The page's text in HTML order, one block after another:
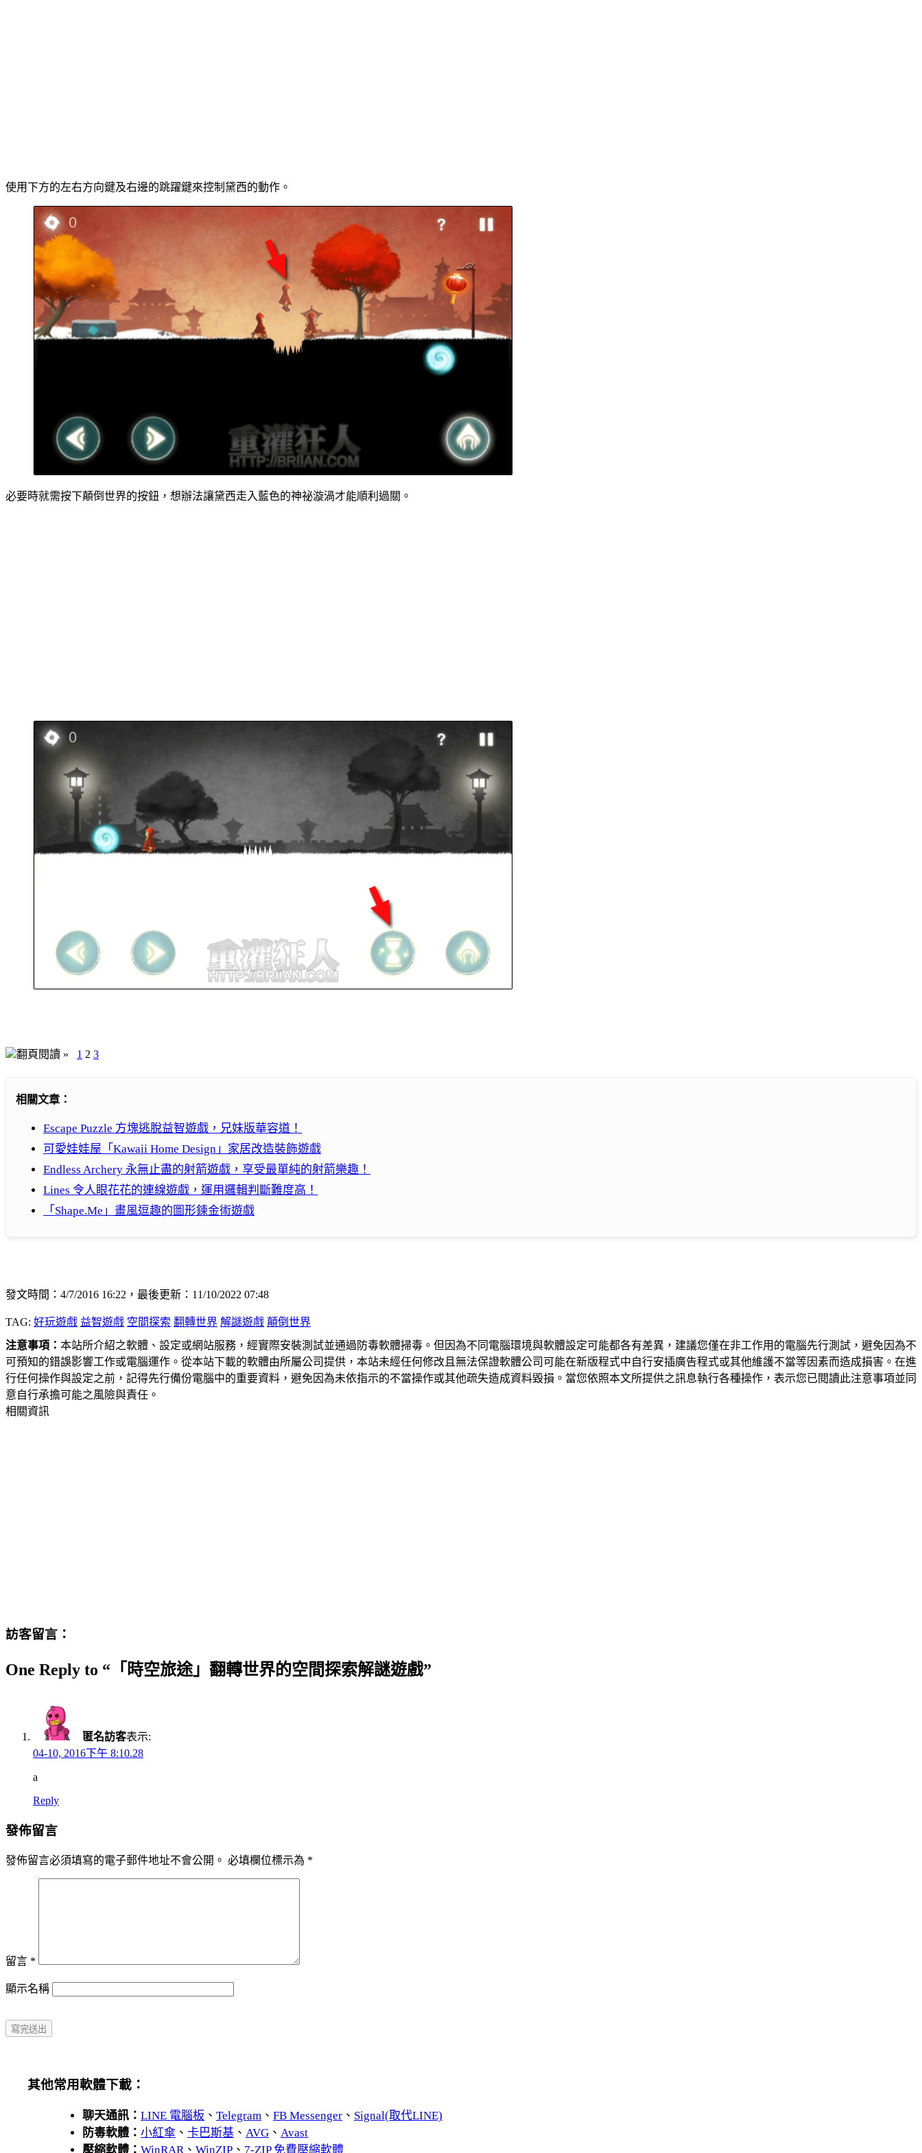
使用下方的左右方向鍵及右邊的跳躍鍵來控制黛西的動作。
必要時就需按下顛倒世界的按鈕，想辦法讓黛西走入藍色的神祕漩渦才能順利過關。
翻頁閱讀 » 1 2 3
相關文章：
Escape Puzzle 方塊逃脫益智遊戲，兄妹版華容道！
可愛娃娃屋「Kawaii Home Design」家居改造裝飾遊戲
Endless Archery 永無止盡的射箭遊戲，享受最單純的射箭樂趣！
Lines 令人眼花花的連線遊戲，運用邏輯判斷難度高！
「Shape.Me」畫風逗趣的圖形鍊金術遊戲
發文時間：4/7/2016 16:22，最後更新：11/10/2022 07:48
TAG: 好玩遊戲 益智遊戲 空間探索 翻轉世界 解謎遊戲 顛倒世界
注意事項： 本站所介紹之軟體、設定或網站服務，經實際安裝測試並通過防毒軟體掃毒。但因為不同電腦環境與軟體設定可能都各有差異，建議您僅在非工作用的電腦先行測試，避免因為不
可預知的錯誤影響工作或電腦運作。從本站下載的軟體由所屬公司提供，本站未經任何修改且無法保證軟體公司可能在新版程式中自行安插廣告程式或其他維護不當等因素而造成損害。在進
行任何操作與設定之前，記得先行備份電腦中的重要資料，避免因為未依指示的不當操作或其他疏失造成資料毀損。當您依照本文所提供之訊息執行各種操作，表示您已閱讀此注意事項並同
意自行承擔可能之風險與責任。
相關資訊
訪客留言：
One Reply to “「時空旅途」翻轉世界的空間探索解謎遊戲”
匿名訪客表示:
04-10, 2016下午 8:10.28
a
Reply
發佈留言
發佈留言必須填寫的電子郵件地址不會公開。 必填欄位標示為 *
留言 *
顯示名稱
其他常用軟體下載：
聊天通訊： LINE 電腦板 、 Telegram 、 FB Messenger 、 Signal(取代LINE)
防毒軟體： 小紅傘 、 卡巴斯基 、 AVG 、 Avast
壓縮軟體： WinRAR 、 WinZIP 、 7-ZIP 免費壓縮軟體